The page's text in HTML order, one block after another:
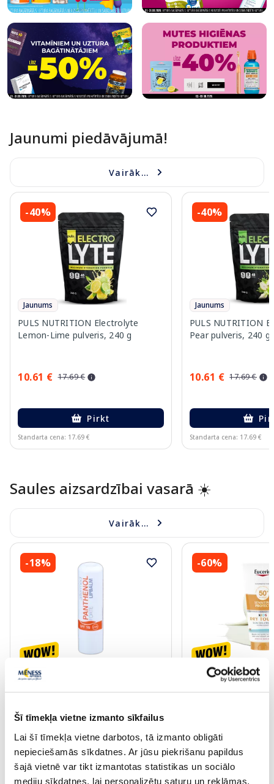
Šī tīmekļa vietne izmanto sīkfailus
Lai šī tīmekļa vietne darbotos, tā izmanto obligāti
nepieciešamās sīkdatnes. Ar jūsu piekrišanu papildus
šajā vietnē var tikt izmantotas statistikas un sociālo
mediju sīkdatnes, lai personalizētu saturu un reklāmas,
Jaunumi piedāvājumā!
Vairāk...
-40%
Jaunums
PULS NUTRITION Electrolyte
Lemon-Lime pulveris, 240 g
10.61 € 17.69 €
Pirkt
Standarta cena: 17.69 €
-40%
Jaunums
PULS NUTRITION
Pear pulveris, 240 g
10.61 € 17.69 €
Standarta cena: 17.69 €
Saules aizsardzībai vasarā ☀️
Vairāk...
-18%
ALTERMED Panthenol Forte SPF
Pirkt
30 dienu zemākā cena: 3.30 € (-18%)
-60%
EUCERIN Kids Dry
krēms-gels, 200 ml
Standarta cena: 33.99 €